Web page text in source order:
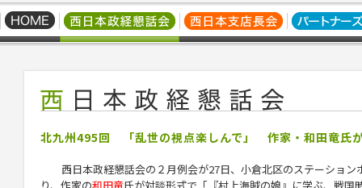
北九州495回 「乱世の視点楽しんで」 作家・和田竜氏
西日本政経懇話会の２月例会が27日、小倉北区のステーション